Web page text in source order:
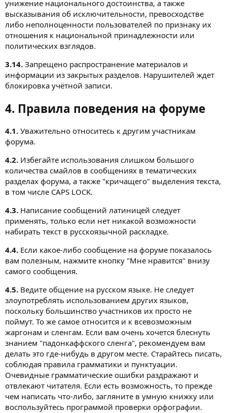
унижение национального достоинства, а также
высказывания об исключительности, превосходстве
либо неполноценности пользователей по признаку их
отношения к национальной принадлежности или
политических взглядов.
3.14. Запрещено распространение материалов и
информации из закрытых разделов. Нарушителей ждет
блокировка учётной записи.
4. Правила поведения на форуме
4.1. Уважительно относитесь к другим участникам
форума.
4.2. Избегайте использования слишком большого
количества смайлов в сообщениях в тематических
разделах форума, а также "кричащего" выделения текста,
в том числе CAPS LOCK.
4.3. Написание сообщений латиницей следует
применять, только если нет никакой возможности
набирать текст в русскоязычной раскладке.
4.4. Если какое-либо сообщение на форуме показалось
вам полезным, нажмите кнопку "Мне нравится" внизу
самого сообщения.
4.5. Ведите общение на русском языке. Не следует
злоупотреблять использованием других языков,
поскольку большинство участников их просто не
поймут. То же самое относится и к всевозможным
жаргонам и сленгам. Если вам очень хочется блеснуть
знанием "падонкаффского сленга", рекомендуем вам
делать это где-нибудь в другом месте. Старайтесь писать,
соблюдая правила грамматики и пунктуации.
Очевидные грамматические ошибки раздражают и
отвлекают читателя. Если есть возможность, то прежде
чем написать что-либо, загляните в умную книжку или
воспользуйтесь программой проверки орфографии.